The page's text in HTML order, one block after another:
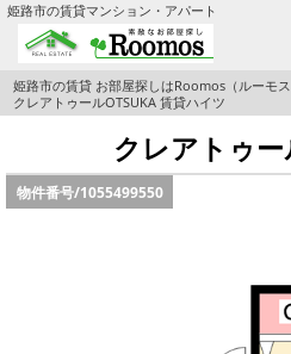
姫路市の賃貸マンション・アパート
TOPページ
ファミリー向けの部屋を探す
一人暮らし向けの部屋を探す
姫路市の賃貸 お部屋探しはRoomos（ルーモス
クレアトゥールOTSUKA 賃貸ハイツ
クレアトゥー
物件番号/1055499550